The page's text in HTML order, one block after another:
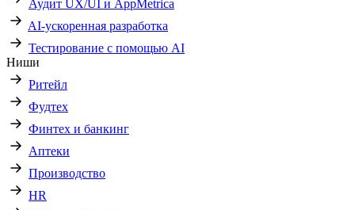
Аудит UX/UI и AppMetrica
AI-ускоренная разработка
Тестирование с помощью AI
Ниши
Ритейл
Фудтех
Финтех и банкинг
Аптеки
Производство
HR